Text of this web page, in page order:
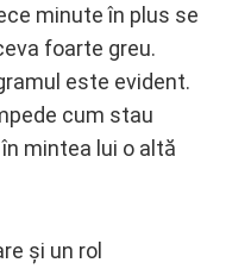
minute în plus se
foarte greu.
este evident.
cum stau
mintea lui o altă
și un rol